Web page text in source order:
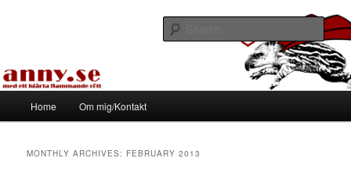
Tapirhen
Home Om mig/Kontakt
MONTHLY ARCHIVES: FEBRUARY 2013